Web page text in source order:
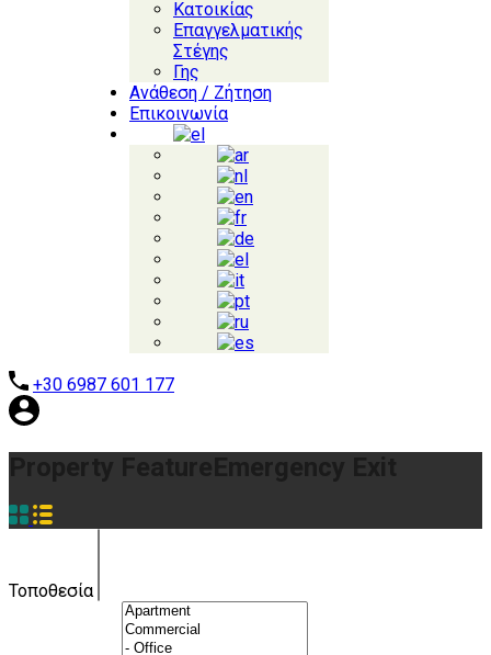
Κατοικίας
Επαγγελματικής
Στέγης
Γης
Ανάθεση / Ζήτηση
Επικοινωνία
+30 6987 601 177
Τοποθεσία